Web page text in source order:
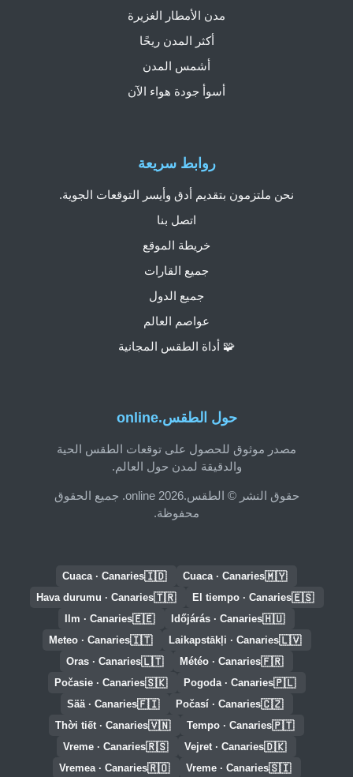
حول الطقس.online
مصدر موثوق للحصول على توقعات الطقس الحية
والدقيقة لمدن حول العالم.
حقوق النشر © الطقس.online 2026. جميع الحقوق
محفوظة.
روابط سريعة
نحن ملتزمون بتقديم أدق وأيسر التوقعات الجوية.
اتصل بنا
خريطة الموقع
جميع القارات
جميع الدول
عواصم العالم
🧩 أداة الطقس المجانية
مدن الأمطار الغزيرة
أكثر المدن ريحًا
أشمس المدن
أسوأ جودة هواء الآن
🇲🇾
Cuaca · Canaries
🇮🇩
Cuaca · Canaries
🇪🇸
El tiempo · Canaries
🇹🇷
Hava durumu · Canaries
🇭🇺
Időjárás · Canaries
🇪🇪
Ilm · Canaries
🇱🇻
Laikapstākļi · Canaries
🇮🇹
Meteo · Canaries
🇫🇷
Météo · Canaries
🇱🇹
Oras · Canaries
🇵🇱
Pogoda · Canaries
🇸🇰
Počasie · Canaries
🇨🇿
Počasí · Canaries
🇫🇮
Sää · Canaries
🇵🇹
Tempo · Canaries
🇻🇳
Thời tiết · Canaries
🇩🇰
Vejret · Canaries
🇷🇸
Vreme · Canaries
🇸🇮
Vreme · Canaries
🇷🇴
Vremea · Canaries